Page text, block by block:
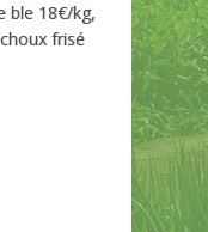
ble 18€/kg,
frisé